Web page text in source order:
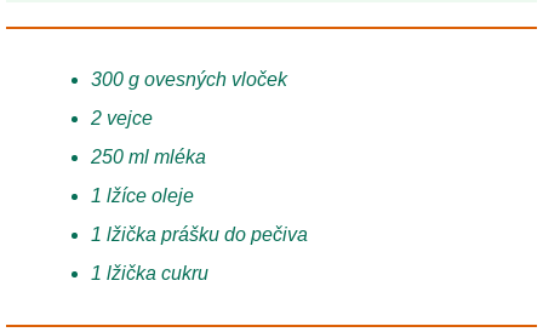
300 g ovesných vloček
2 vejce
250 ml mléka
1 lžíce oleje
1 lžička prášku do pečiva
1 lžička cukru